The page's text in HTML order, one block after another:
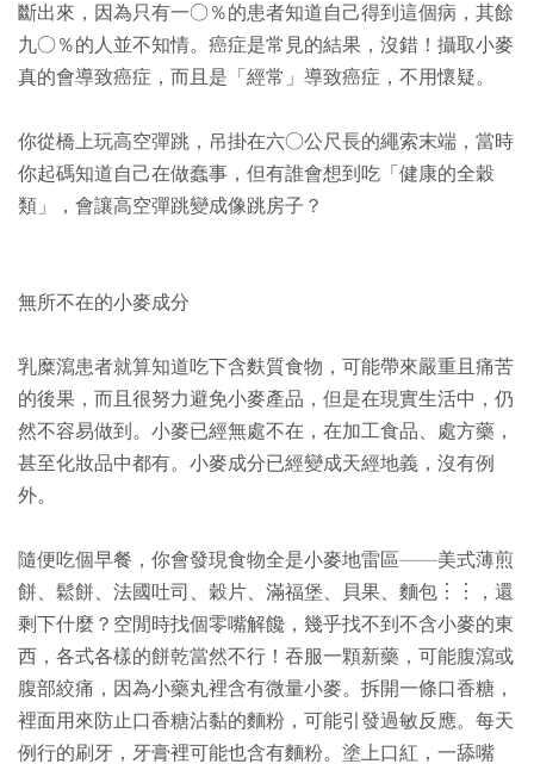
斷出來，因為只有一○％的患者知道自己得到這個病，其餘
九○％的人並不知情。癌症是常見的結果，沒錯！攝取小麥
真的會導致癌症，而且是「經常」導致癌症，不用懷疑。
你從橋上玩高空彈跳，吊掛在六○公尺長的繩索末端，當時
你起碼知道自己在做蠢事，但有誰會想到吃「健康的全穀
類」，會讓高空彈跳變成像跳房子？
無所不在的小麥成分
乳糜瀉患者就算知道吃下含麩質食物，可能帶來嚴重且痛苦
的後果，而且很努力避免小麥產品，但是在現實生活中，仍
然不容易做到。小麥已經無處不在，在加工食品、處方藥，
甚至化妝品中都有。小麥成分已經變成天經地義，沒有例
外。
隨便吃個早餐，你會發現食物全是小麥地雷區——美式薄煎
餅、鬆餅、法國吐司、穀片、滿福堡、貝果、麵包︙︙，還
剩下什麼？空閒時找個零嘴解饞，幾乎找不到不含小麥的東
西，各式各樣的餅乾當然不行！吞服一顆新藥，可能腹瀉或
腹部絞痛，因為小藥丸裡含有微量小麥。拆開一條口香糖，
裡面用來防止口香糖沾黏的麵粉，可能引發過敏反應。每天
例行的刷牙，牙膏裡可能也含有麵粉。塗上口紅，一舔嘴